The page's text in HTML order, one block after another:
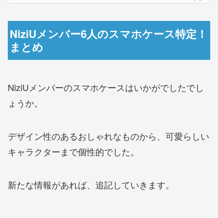
NiziUメンバー6人のスマホケース特定！
まとめ
NiziUメンバーのスマホケースはいかがでしたでし
ょうか。
デザイン性のあるおしゃれなものから、可愛らしい
キャラクターまで個性的でした。
新たな情報があれば、追記していきます。